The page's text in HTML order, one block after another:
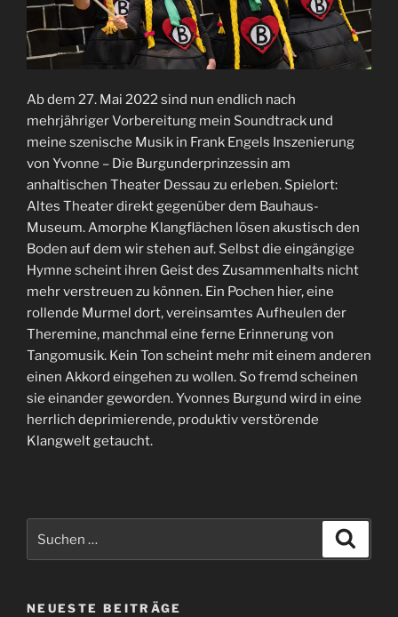
Ab dem 27. Mai 2022 sind nun endlich nach
mehrjähriger Vorbereitung mein Soundtrack und
meine szenische Musik in Frank Engels Inszenierung
von Yvonne – Die Burgunderprinzessin am
anhaltischen Theater Dessau zu erleben. Spielort:
Altes Theater direkt gegenüber dem Bauhaus-
Museum. Amorphe Klangflächen lösen akustisch den
Boden auf dem wir stehen auf. Selbst die eingängige
Hymne scheint ihren Geist des Zusammenhalts nicht
mehr verstreuen zu können. Ein Pochen hier, eine
rollende Murmel dort, vereinsamtes Aufheulen der
Theremine, manchmal eine ferne Erinnerung von
Tangomusik. Kein Ton scheint mehr mit einem anderen
einen Akkord eingehen zu wollen. So fremd scheinen
sie einander geworden. Yvonnes Burgund wird in eine
herrlich deprimierende, produktiv verstörende
Klangwelt getaucht.
NEUESTE BEITRÄGE